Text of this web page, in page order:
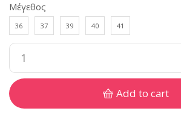
Μέγεθος
36 37 39 40 41
Add to cart